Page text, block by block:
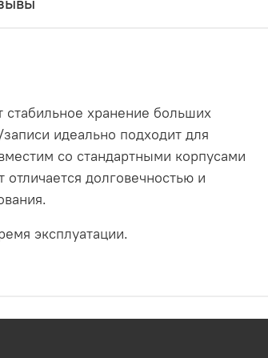
стабильное хранение больших
идеально подходит для
со стандартными корпусами
долговечностью и
эксплуатации.